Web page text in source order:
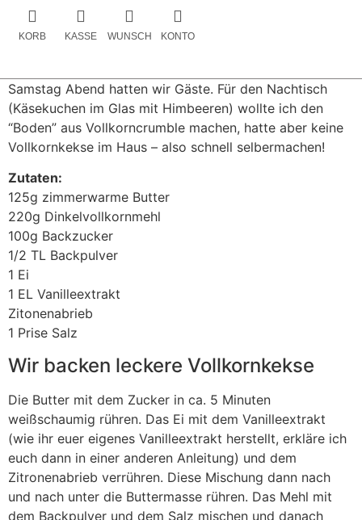
KORB KASSE WUNSCH KONTO
Samstag Abend hatten wir Gäste. Für den Nachtisch
(Käsekuchen im Glas mit Himbeeren) wollte ich den
“Boden” aus Vollkorncrumble machen, hatte aber keine
Vollkornkekse im Haus – also schnell selbermachen!
Zutaten:
125g zimmerwarme Butter
220g Dinkelvollkornmehl
100g Backzucker
1/2 TL Backpulver
1 Ei
1 EL Vanilleextrakt
Zitonenabrieb
1 Prise Salz
Wir backen leckere Vollkornkekse
Die Butter mit dem Zucker in ca. 5 Minuten
weißschaumig rühren. Das Ei mit dem Vanilleextrakt
(wie ihr euer eigenes Vanilleextrakt herstellt, erkläre ich
euch dann in einer anderen Anleitung) und dem
Zitronenabrieb verrühren. Diese Mischung dann nach
und nach unter die Buttermasse rühren. Das Mehl mit
dem Backpulver und dem Salz mischen und danach